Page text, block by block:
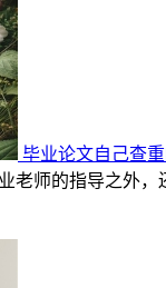
毕业论文自己查
老师的指导之外